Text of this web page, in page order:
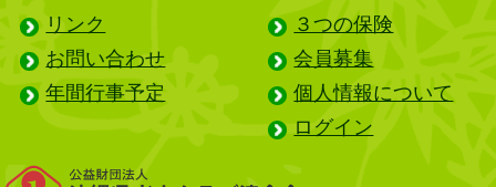
リンク
お問い合わせ
年間行事予定
３つの保険
会員募集
個人情報について
ログイン